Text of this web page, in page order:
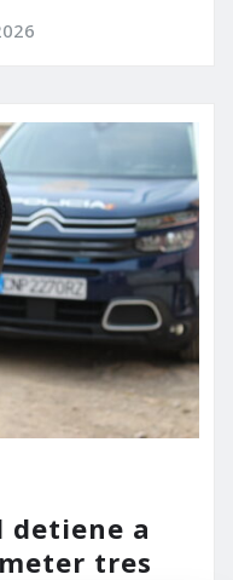
detiene a
tres